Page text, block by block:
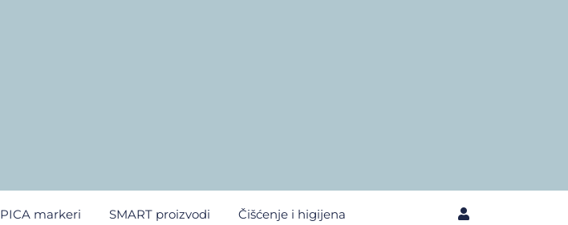
PICA markeri SMART proizvodi Čišćenje i higijena